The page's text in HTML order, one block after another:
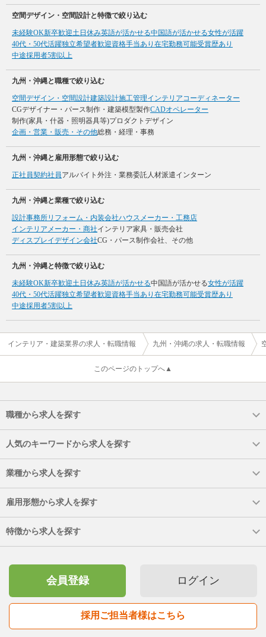
空間デザイン・空間設計と特徴で絞り込む
未経験OK新卒歓迎土日休み英語が活かせる中国語が活かせる女性が活躍
40代・50代活躍独立希望者歓迎資格手当あり 在宅勤務可能受賞歴あり
中途採用者5割以上
九州・沖縄と職種で絞り込む
空間デザイン・空間設計建築設計施工管理インテリアコーディネーター
CGデザイナー・パース制作・建築模型製作CADオペレーター
制作(家具・什器・照明器具等)プロダクトデザイン
企画・営業・販売・その他総務・経理・事務
九州・沖縄と雇用形態で絞り込む
正社員契約社員アルバイト 外注・業務委託人材派遣インターン
九州・沖縄と業種で絞り込む
設計事務所リフォーム・内装会社ハウスメーカー・工務店
インテリアメーカー・商社インテリア家具・販売会社
ディスプレイデザイン会社CG・パース制作会社、その他
九州・沖縄と特徴で絞り込む
未経験OK新卒歓迎土日休み英語が活かせる中国語が活かせる女性が活躍
40代・50代活躍独立希望者歓迎資格手当あり 在宅勤務可能受賞歴あり
中途採用者5割以上
インテリア・建築業界の求人・転職情報 九州・沖縄の求人・転職情報
このページのトップへ▲
職種から求人を探す
人気のキーワードから求人を探す
業種から求人を探す
雇用形態から求人を探す
特徴から求人を探す
会員登録 ログイン
採用ご担当者様はこちら